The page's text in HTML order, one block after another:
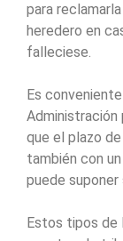
para
heredero en
falleciese.
Es
Administración
que el plazo
también con
puede suponer
Estos tipos de